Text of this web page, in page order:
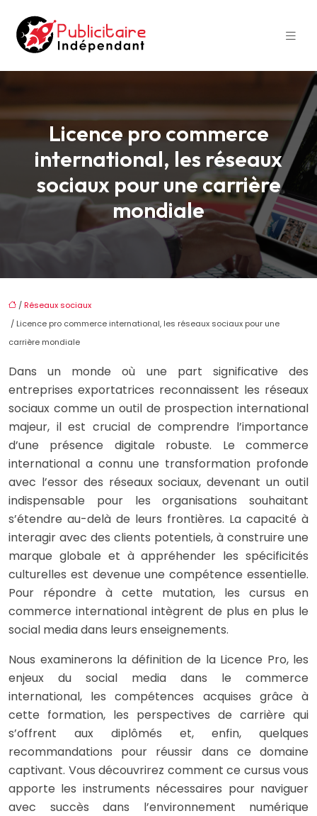
Licence pro commerce
international, les réseaux
sociaux pour une carrière
mondiale
/Réseaux sociaux
/ Licence pro commerce international, les réseaux sociaux pour une
carrière mondiale
Dans un monde où une part significative des
entreprises exportatrices reconnaissent les réseaux
sociaux comme un outil de prospection international
majeur, il est crucial de comprendre l’importance
d’une présence digitale robuste. Le commerce
international a connu une transformation profonde
avec l’essor des réseaux sociaux, devenant un outil
indispensable pour les organisations souhaitant
s’étendre au-delà de leurs frontières. La capacité à
interagir avec des clients potentiels, à construire une
marque globale et à appréhender les spécificités
culturelles est devenue une compétence essentielle.
Pour répondre à cette mutation, les cursus en
commerce international intègrent de plus en plus le
social media dans leurs enseignements.
Nous examinerons la définition de la Licence Pro, les
enjeux du social media dans le commerce
international, les compétences acquises grâce à
cette formation, les perspectives de carrière qui
s’offrent aux diplômés et, enfin, quelques
recommandations pour réussir dans ce domaine
captivant. Vous découvrirez comment ce cursus vous
apporte les instruments nécessaires pour naviguer
avec succès dans l’environnement numérique